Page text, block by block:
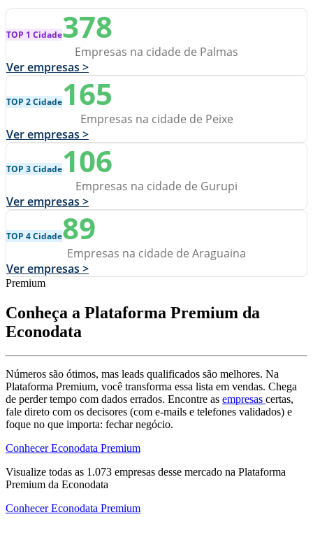
TOP 1 Cidade378
Empresas na cidade de Palmas
Ver empresas >
TOP 2 Cidade165
Empresas na cidade de Peixe
Ver empresas >
TOP 3 Cidade106
Empresas na cidade de Gurupi
Ver empresas >
TOP 4 Cidade89
Empresas na cidade de Araguaina
Ver empresas >
Premium
Conheça a Plataforma Premium da
Econodata
Números são ótimos, mas leads qualificados são melhores. Na
Plataforma Premium, você transforma essa lista em vendas. Chega
de perder tempo com dados errados. Encontre as empresas certas,
fale direto com os decisores (com e-mails e telefones validados) e
foque no que importa: fechar negócio.
Conhecer Econodata Premium
Visualize todas as 1.073 empresas desse mercado na Plataforma
Premium da Econodata
Conhecer Econodata Premium